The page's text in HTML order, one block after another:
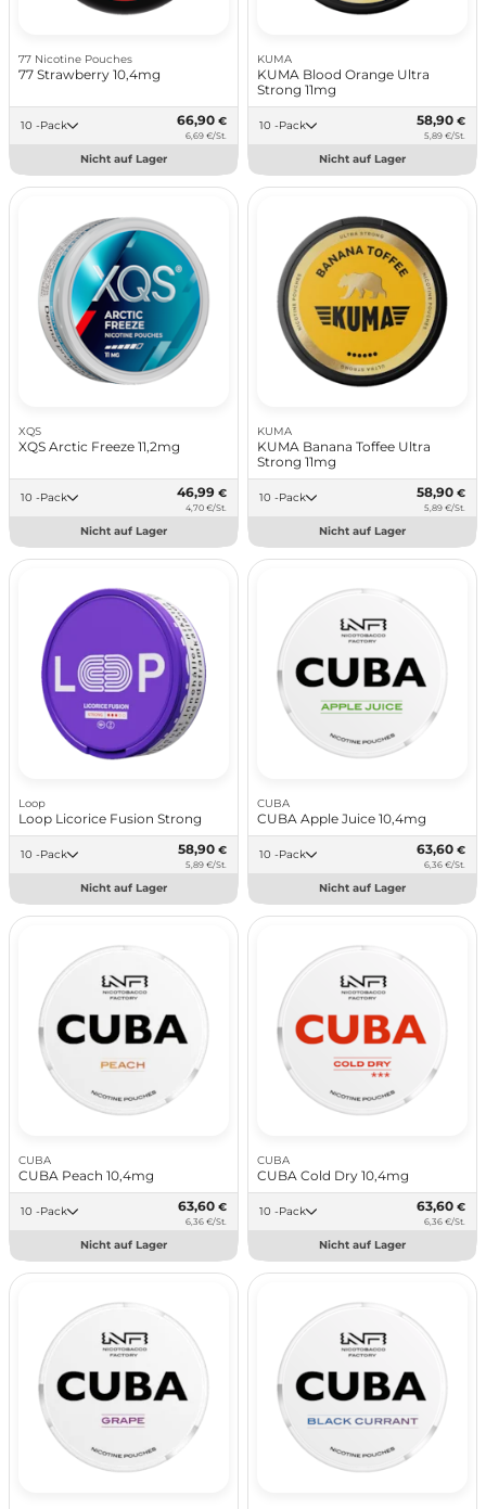
77 Nicotine Pouches
77 Strawberry 10,4mg
10 -Pack 66,90 €
6,69 €/St.
Nicht auf Lager
KUMA
KUMA Blood Orange Ultra
Strong 11mg
10 -Pack 58,90 €
5,89 €/St.
Nicht auf Lager
XQS
XQS Arctic Freeze 11,2mg
10 -Pack 46,99 €
4,70 €/St.
Nicht auf Lager
KUMA
KUMA Banana Toffee Ultra
Strong 11mg
10 -Pack 58,90 €
5,89 €/St.
Nicht auf Lager
Loop
Loop Licorice Fusion Strong
10 -Pack 58,90 €
5,89 €/St.
Nicht auf Lager
CUBA
CUBA Apple Juice 10,4mg
10 -Pack 63,60 €
6,36 €/St.
Nicht auf Lager
CUBA
CUBA Peach 10,4mg
10 -Pack 63,60 €
6,36 €/St.
Nicht auf Lager
CUBA
CUBA Cold Dry 10,4mg
10 -Pack 63,60 €
6,36 €/St.
Nicht auf Lager